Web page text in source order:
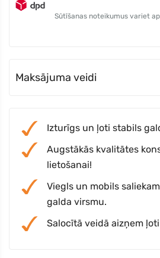
Sūtīšanas noteikumus variet
Maksājuma veidi
Izturīgs un ļoti stabils
Augstākās kvalitātes
lietošanai!
Viegls un mobils
galda virsmu.
Salocītā veidā aizņem